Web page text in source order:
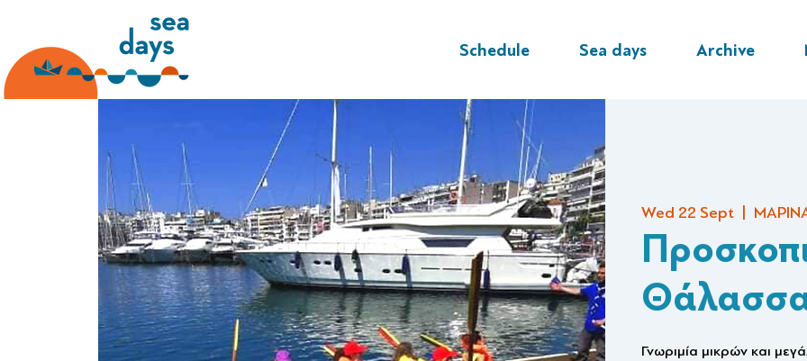
Schedule Sea days Archive
Wed 22 Sept
Γνωριμία μικρών και